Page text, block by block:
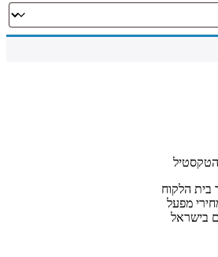
בית הלקוח
מפעל
בישראל